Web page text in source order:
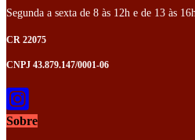
Segunda a sexta de 8 às 12h e de 13 às
CR 22075
CNPJ 43.879.147/0001-06
Sobre